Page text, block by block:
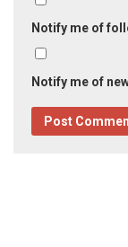
Notify me of
Notify me of